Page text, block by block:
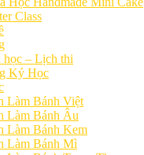
Class
học – Lịch thi
Ký Học
Làm Bánh Việt
Làm Bánh Âu
Làm Bánh Kem
Làm Bánh Mì